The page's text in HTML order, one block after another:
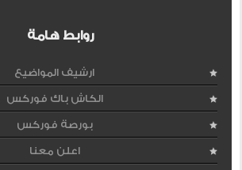
روابط هامة
ارشيف المواضيع
الكاش باك فوركس
بورصة فوركس
اعلن معنا